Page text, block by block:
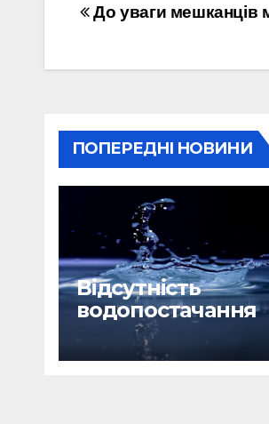
Навігація
До уваги мешканців
ПОПЕРЕДНІ НОВИНИ
Відсутність
водопостачання
29.06.26